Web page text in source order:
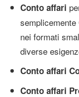
Conto affari
nei formati
diverse
Conto affari
Conto affari